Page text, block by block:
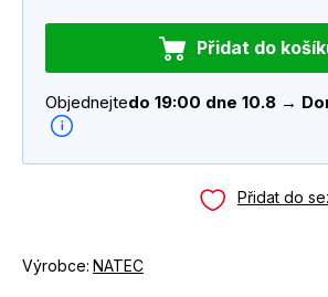
Přidat do
Objednejtedo 19:00 dne 10.8 →
Přidat do
Výrobce: NATEC